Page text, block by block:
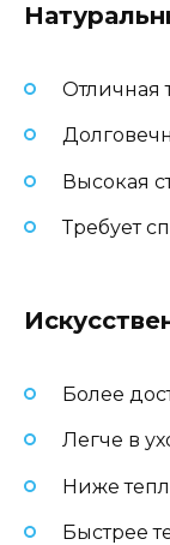
Отличная
Высокая
Требует
Более
Легче в
Ниже
Быстрее